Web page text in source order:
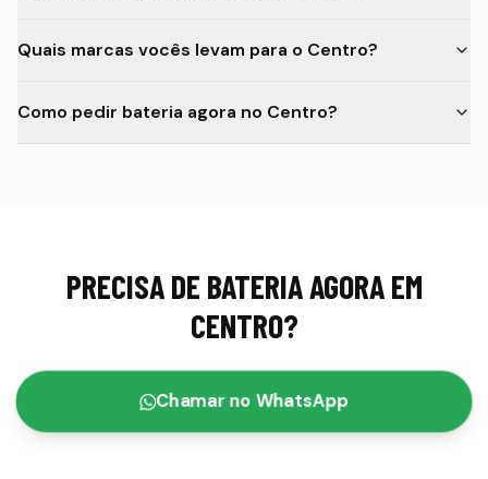
Quais marcas vocês levam para o Centro?
Como pedir bateria agora no Centro?
PRECISA DE BATERIA AGORA EM
CENTRO?
Chamar no WhatsApp